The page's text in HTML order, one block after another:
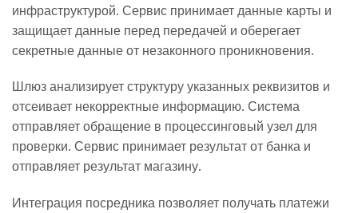
инфраструктурой. Сервис принимает данные карты и
защищает данные перед передачей и оберегает
секретные данные от незаконного проникновения.
Шлюз анализирует структуру указанных реквизитов и
отсеивает некорректные информацию. Система
отправляет обращение в процессинговый узел для
проверки. Сервис принимает результат от банка и
отправляет результат магазину.
Интеграция посредника позволяет получать платежи